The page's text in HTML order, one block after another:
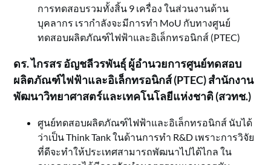
การทดสอบรวมทั้งสิ้น 9 เครื่อง ในส่วนงานด้าน
บุคลากร เรากำลังจะมีการทำ MoU กับทางศูนย์
ทดสอบผลิตภัณฑ์ไฟฟ้าและอิเล็กทรอนิกส์ (PTEC)
ดร. ไกรสร อัญชลีวรพันธุ์ ผู้อำนวยการศูนย์ทดสอบ
ผลิตภัณฑ์ไฟฟ้าและอิเล็กทรอนิกส์ (PTEC) สำนักงาน
พัฒนาวิทยาศาสตร์และเทคโนโลยีแห่งชาติ (สวทช.)
ศูนย์ทดสอบผลิตภัณฑ์ไฟฟ้าและอิเล็กทรอนิกส์ นับได้
ว่าเป็น Think Tank ในด้านการทำ R&D เพราะการวิจัย
ที่ดีจะทำให้ประเทศสามารถพัฒนาไปได้ไกล ใน